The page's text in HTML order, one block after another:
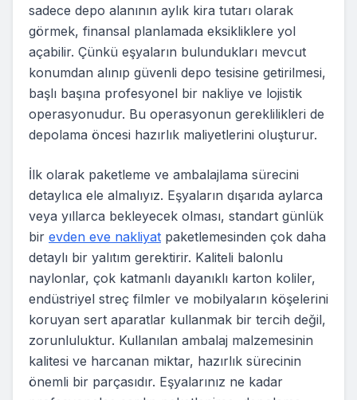
sadece depo alanının aylık kira tutarı olarak
görmek, finansal planlamada eksikliklere yol
açabilir. Çünkü eşyaların bulundukları mevcut
konumdan alınıp güvenli depo tesisine getirilmesi,
başlı başına profesyonel bir nakliye ve lojistik
operasyonudur. Bu operasyonun gereklilikleri de
depolama öncesi hazırlık maliyetlerini oluşturur.
İlk olarak paketleme ve ambalajlama sürecini
detaylıca ele almalıyız. Eşyaların dışarıda aylarca
veya yıllarca bekleyecek olması, standart günlük
bir evden eve nakliyat paketlemesinden çok daha
detaylı bir yalıtım gerektirir. Kaliteli balonlu
naylonlar, çok katmanlı dayanıklı karton koliler,
endüstriyel streç filmler ve mobilyaların köşelerini
koruyan sert aparatlar kullanmak bir tercih değil,
zorunluluktur. Kullanılan ambalaj malzemesinin
kalitesi ve harcanan miktar, hazırlık sürecinin
önemli bir parçasıdır. Eşyalarınız ne kadar